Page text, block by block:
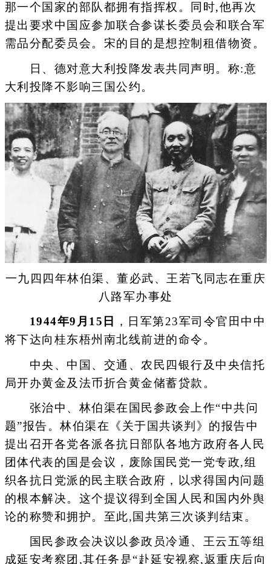
那一个国家的部队都拥有指挥权。同时,他再次
提出要求中国应参加联合参谋长委员会和联合军
需品分配委员会。宋的目的是想控制租借物资。
日、德对意大利投降发表共同声明。称:意
大利投降不影响三国公约。
一九四四年林伯渠、董必武、王若飞同志在重庆
八路军办事处
1944年9月15日
，日军第23军司令官田中中
将下达向桂东梧州南北线前进的命令。
中央、中国、交通、农民四银行及中央信托
局开办黄金及法币折合黄金储蓄贷款。
张治中、林伯渠在国民参政会上作“中共问
题”报告。林伯渠在《关于国共谈判》的报告中
提出召开各党各派各抗日部队各地方政府各人民
团体代表的国是会议，废除国民党一党专政,组
织各抗日党派的民主联合政府，以求得国内问题
的根本解决。这个提议得到全国人民和国内外舆
论的称赞和拥护。至此,国共第三次谈判结束。
国民参政会决议以参政员冷通、王云五等组
成延安考察团,其任务是“赴延安视察,返重庆后向